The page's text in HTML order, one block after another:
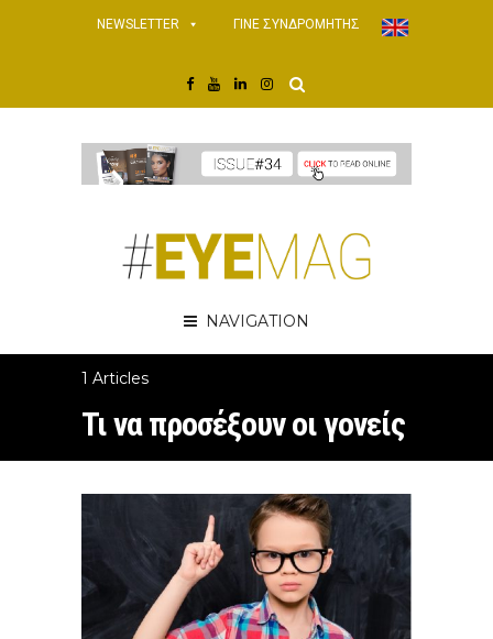
NEWSLETTER ΓΙΝΕ ΣΥΝΔΡΟΜΗΤΗΣ
NAVIGATION
1 Articles
Τι να προσέξουν οι γονείς